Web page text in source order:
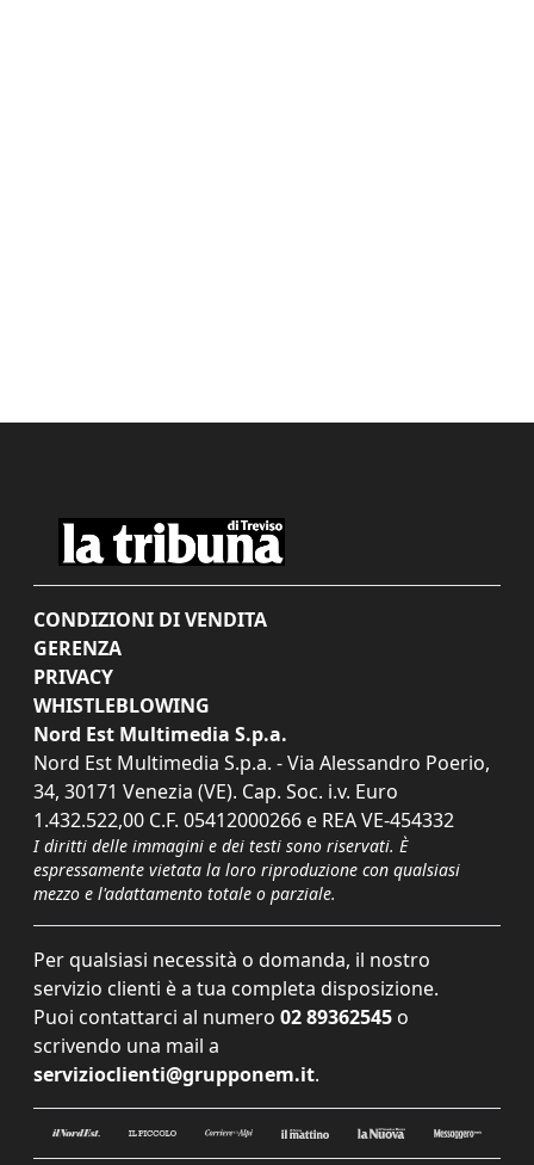
CONDIZIONI DI VENDITA
GERENZA
PRIVACY
WHISTLEBLOWING
Nord Est Multimedia S.p.a.
Nord Est Multimedia S.p.a. - Via Alessandro Poerio,
34, 30171 Venezia (VE). Cap. Soc. i.v. Euro
1.432.522,00 C.F. 05412000266 e REA VE-454332
I diritti delle immagini e dei testi sono riservati. È
espressamente vietata la loro riproduzione con qualsiasi
mezzo e l'adattamento totale o parziale.
Per qualsiasi necessità o domanda, il nostro
servizio clienti è a tua completa disposizione.
Puoi contattarci al numero 02 89362545 o
scrivendo una mail a
servizioclienti@grupponem.it.